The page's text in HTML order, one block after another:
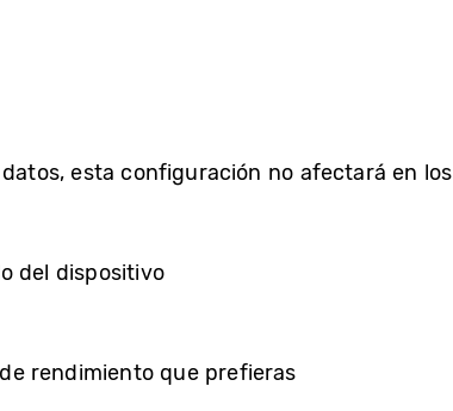
esta configuración no afectará en los
del dispositivo
rendimiento que prefieras